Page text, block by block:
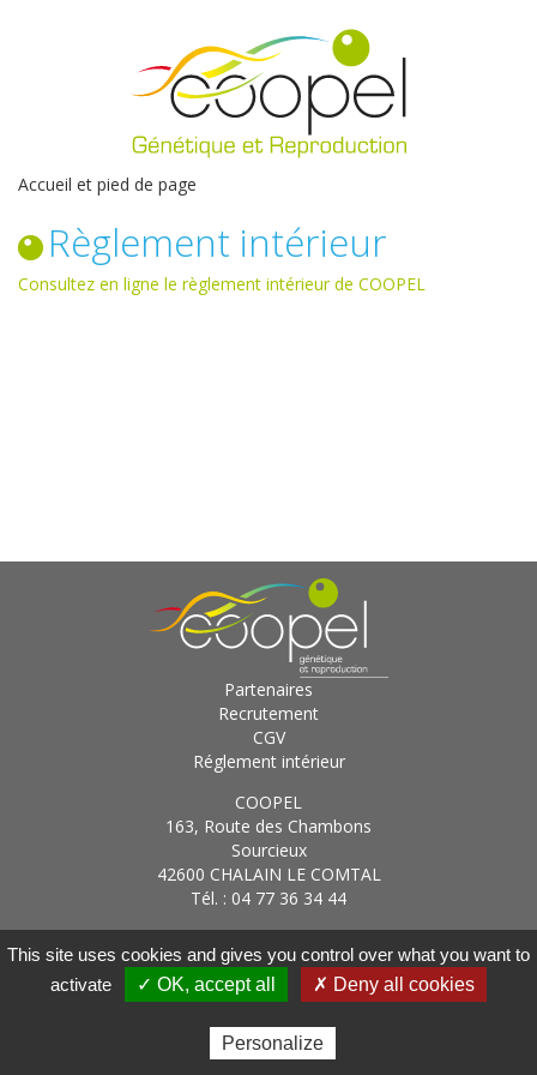
Accueil et pied de page
Règlement intérieur
Consultez en ligne le règlement intérieur de COOPEL
Partenaires
Recrutement
CGV
Réglement intérieur
COOPEL
163, Route des Chambons
Sourcieux
42600 CHALAIN LE COMTAL
Tél. : 04 77 36 34 44
d'utilisation|Réalisé par
Recherche Contact
Ouvrir le
Fermer
This site uses cookies and gives you control over what you want to
activate
✓ OK, accept all ✗ Deny all cookies
Personalize